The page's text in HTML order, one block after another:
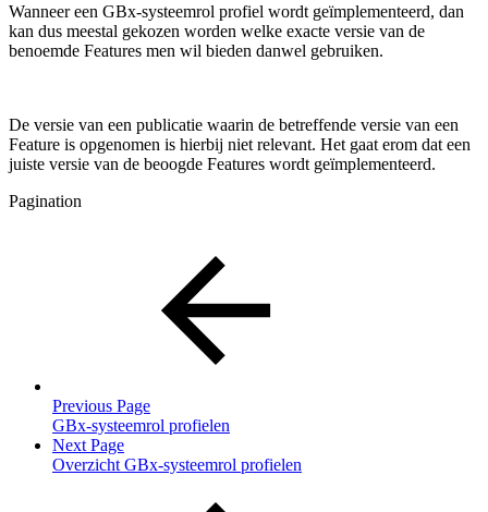
Wanneer een GBx-systeemrol profiel wordt geïmplementeerd, dan
kan dus meestal gekozen worden welke exacte versie van de
benoemde Features men wil bieden danwel gebruiken.
De versie van een publicatie waarin de betreffende versie van een
Feature is opgenomen is hierbij niet relevant. Het gaat erom dat een
juiste versie van de beoogde Features wordt geïmplementeerd.
Pagination
Previous Page
GBx-systeemrol profielen
Next Page
Overzicht GBx-systeemrol profielen